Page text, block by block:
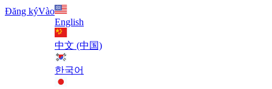
Đăng kýVào
English
中文 (中国)
한국어